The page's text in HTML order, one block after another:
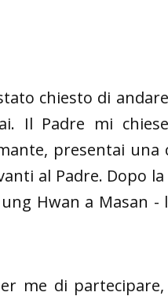
chiesto di
Il Padre mi
presentai una
al Padre. Dopo
Hwan a Masan -
me di